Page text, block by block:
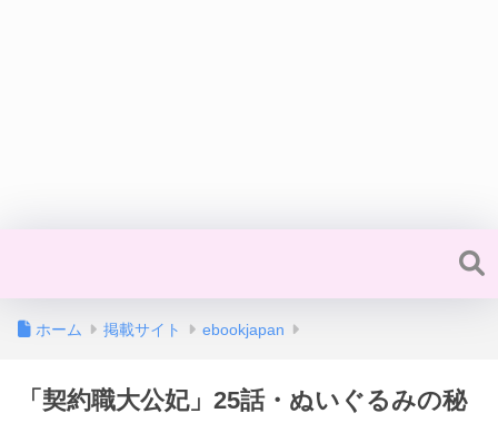
ホーム 掲載サイト ebookjapan
「契約職大公妃」25話・ぬいぐるみの秘